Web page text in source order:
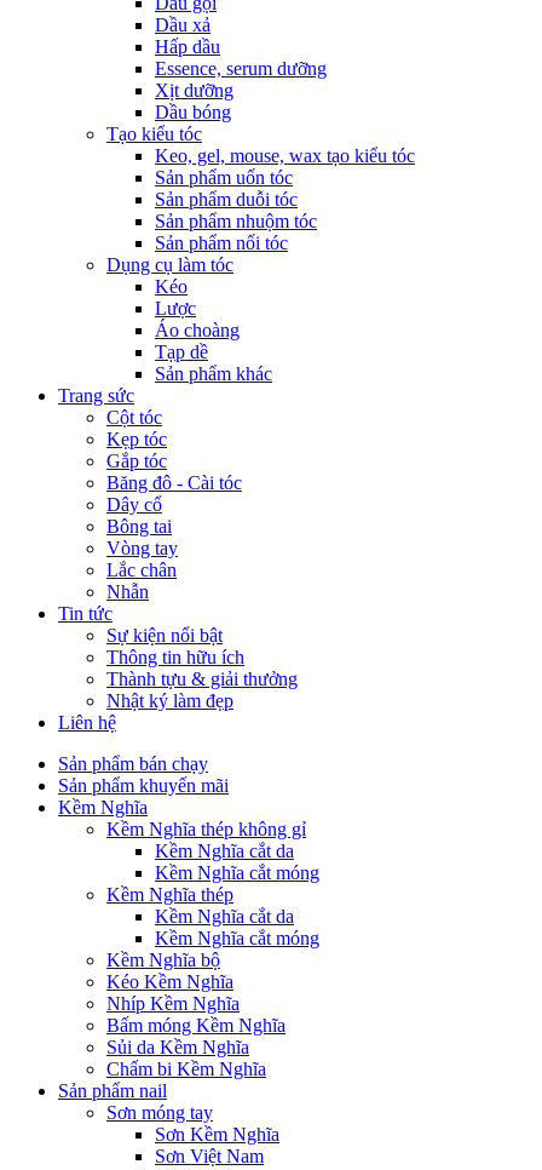
Dầu xả
Hấp dầu
Essence, serum dưỡng
Xịt dưỡng
Dầu bóng
Tạo kiểu tóc
Keo, gel, mouse, wax tạo kiểu tóc
Sản phẩm uốn tóc
Sản phẩm duỗi tóc
Sản phẩm nhuộm tóc
Sản phẩm nối tóc
Dụng cụ làm tóc
Kéo
Lược
Áo choàng
Tạp dề
Sản phẩm khác
Trang sức
Cột tóc
Kẹp tóc
Gắp tóc
Băng đô - Cài tóc
Dây cổ
Bông tai
Vòng tay
Lắc chân
Nhẫn
Tin tức
Sự kiện nổi bật
Thông tin hữu ích
Thành tựu & giải thưởng
Nhật ký làm đẹp
Liên hệ
Sản phẩm bán chạy
Sản phẩm khuyến mãi
Kềm Nghĩa
Kềm Nghĩa thép không gỉ
Kềm Nghĩa cắt da
Kềm Nghĩa cắt móng
Kềm Nghĩa thép
Kềm Nghĩa cắt da
Kềm Nghĩa cắt móng
Kềm Nghĩa bộ
Kéo Kềm Nghĩa
Nhíp Kềm Nghĩa
Bấm móng Kềm Nghĩa
Sủi da Kềm Nghĩa
Chấm bi Kềm Nghĩa
Sản phẩm nail
Sơn móng tay
Sơn Kềm Nghĩa
Sơn Việt Nam